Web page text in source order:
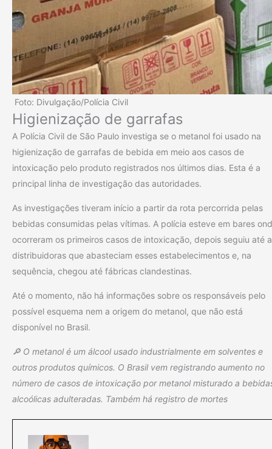
Foto: Divulgação/Polícia Civil
Higienização de garrafas
A Polícia Civil de São Paulo investiga se o metanol foi usado na
higienização de garrafas de bebida em meio aos casos de
intoxicação pelo produto registrados nos últimos dias. Esta é a
principal linha de investigação das autoridades.
As investigações tiveram início a partir da rota percorrida pelas
bebidas consumidas pelas vítimas. A polícia esteve em bares
ocorreram os primeiros casos de intoxicação, depois seguiu até
distribuidoras que abasteciam esses estabelecimentos e, na
sequência, chegou até fábricas clandestinas.
Até o momento, não há informações sobre os responsáveis pelo
possível esquema nem a origem do metanol, que não está
disponível no Brasil.
🔎 O metanol é um álcool usado industrialmente em solventes e
outros produtos químicos. O Brasil vem registrando aumento no
número de casos de intoxicação por metanol misturado a
alcoólicas adulteradas. Também há registro de mortes